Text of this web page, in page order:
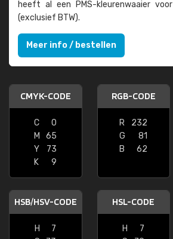
heeft al een PMS-kleuren­waaier voor
(exclusief BTW).
Meer info / bestellen
CMYK-CODE
C
0
M
65
Y
73
K
9
RGB-CODE
R
232
G
81
B
62
HSB/HSV-CODE
H
7
HSL-CODE
H
7